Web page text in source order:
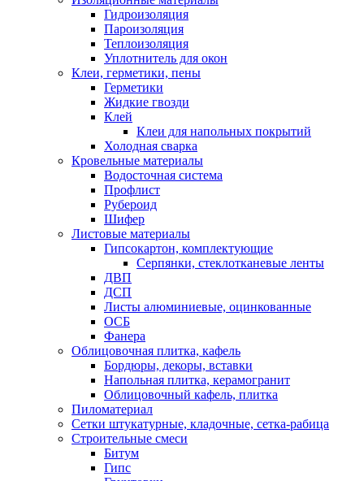
Гидроизоляция
Пароизоляция
Теплоизоляция
Уплотнитель для окон
Клеи, герметики, пены
Герметики
Жидкие гвозди
Клей
Клеи для напольных покрытий
Холодная сварка
Кровельные материалы
Водосточная система
Профлист
Рубероид
Шифер
Листовые материалы
Гипсокартон, комплектующие
Серпянки, стеклотканевые ленты
ДВП
ДСП
Листы алюминиевые, оцинкованные
ОСБ
Фанера
Облицовочная плитка, кафель
Бордюры, декоры, вставки
Напольная плитка, керамогранит
Облицовочный кафель, плитка
Пиломатериал
Сетки штукатурные, кладочные, сетка-рабица
Строительные смеси
Битум
Гипс